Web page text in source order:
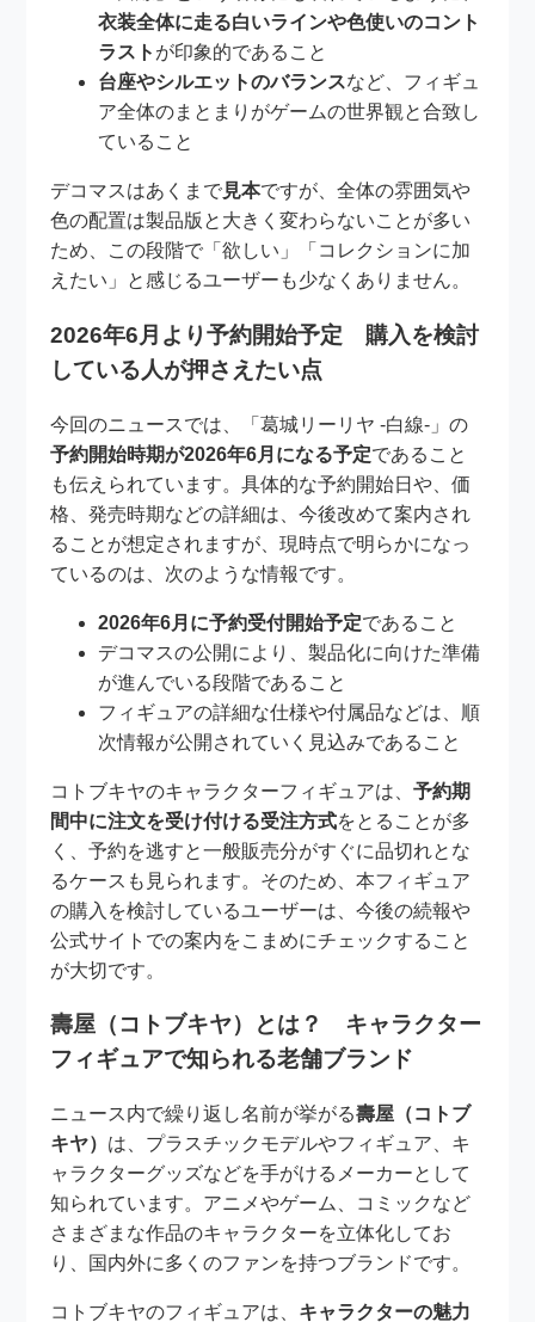
衣装全体に走る白いラインや色使いのコント
ラスト が印象的であること
台座やシルエットのバランスなど、フィギュ
ア全体のまとまりがゲームの世界観と合致し
ていること
デコマスはあくまで見本ですが、全体の雰囲気や
色の配置は製品版と大きく変わらないことが多い
ため、この段階で「欲しい」「コレクションに加
えたい」と感じるユーザーも少なくありません。
2026年6月より予約開始予定 購入を検討
している人が押さえたい点
今回のニュースでは、「葛城リーリヤ -白線-」の
予約開始時期が2026年6月になる予定であること
も伝えられています。具体的な予約開始日や、価
格、発売時期などの詳細は、今後改めて案内され
ることが想定されますが、現時点で明らかになっ
ているのは、次のような情報です。
2026年6月に予約受付開始予定であること
デコマスの公開により、製品化に向けた準備
が進んでいる段階であること
フィギュアの詳細な仕様や付属品などは、順
次情報が公開されていく見込みであること
コトブキヤのキャラクターフィギュアは、予約期
間中に注文を受け付ける受注方式をとることが多
く、予約を逃すと一般販売分がすぐに品切れとな
るケースも見られます。そのため、本フィギュア
の購入を検討しているユーザーは、今後の続報や
公式サイトでの案内をこまめにチェックすること
が大切です。
壽屋（コトブキヤ）とは？ キャラクター
フィギュアで知られる老舗ブランド
ニュース内で繰り返し名前が挙がる壽屋（コトブ
キヤ） は、プラスチックモデルやフィギュア、キ
ャラクターグッズなどを手がけるメーカーとして
知られています。アニメやゲーム、コミックなど
さまざまな作品のキャラクターを立体化してお
り、国内外に多くのファンを持つブランドです。
コトブキヤのフィギュアは、 キャラクターの魅力